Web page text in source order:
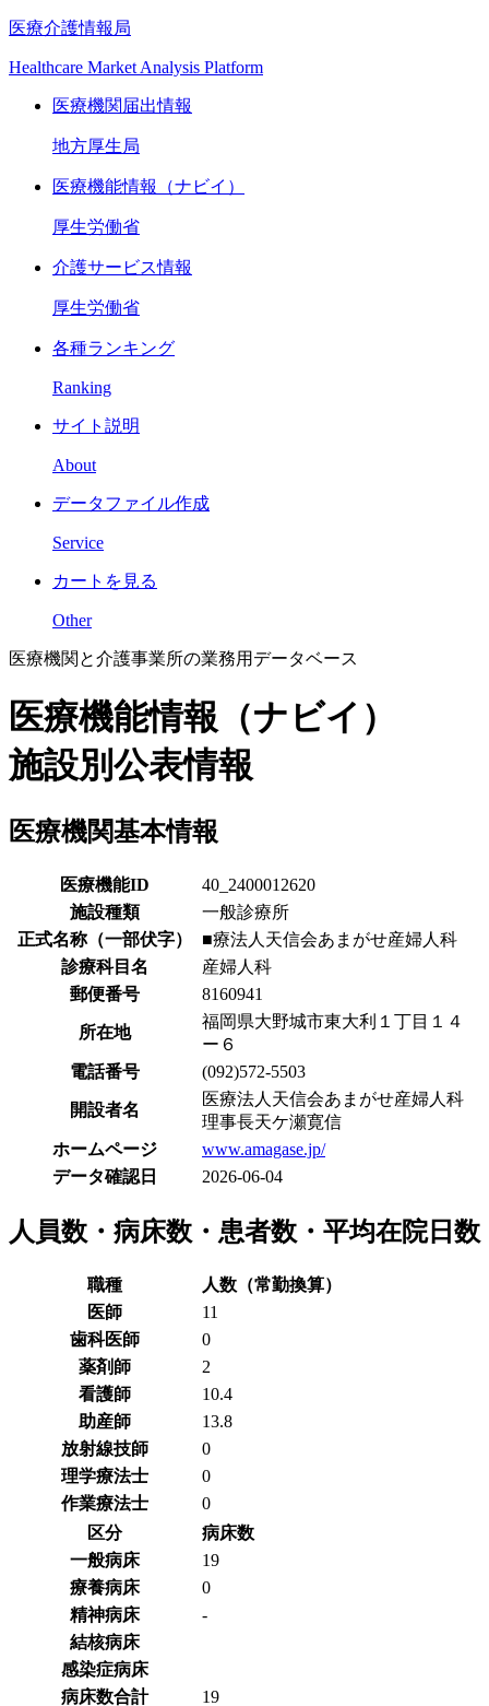
医療介護情報局
Healthcare Market Analysis Platform
医療機関届出情報
地方厚生局
医療機能情報（ナビイ）
厚生労働省
介護サービス情報
厚生労働省
各種ランキング
Ranking
サイト説明
About
データファイル作成
Service
カートを見る
Other
医療機関と介護事業所の業務用データベース
医療機能情報（ナビイ）
施設別公表情報
医療機関基本情報
医療機能ID
40_2400012620
施設種類
一般診療所
正式名称（一部伏字）
■療法人天信会あまがせ産婦人科
診療科目名
産婦人科
郵便番号
8160941
所在地
福岡県大野城市東大利１丁目１４
ー６
電話番号
(092)572-5503
開設者名
医療法人天信会あまがせ産婦人科
理事長天ケ瀬寛信
ホームページ
www.amagase.jp/
データ確認日
2026-06-04
人員数・病床数・患者数・平均在院日数
職種
人数（常勤換算）
医師
11
歯科医師
0
薬剤師
2
看護師
10.4
助産師
13.8
放射線技師
0
理学療法士
0
作業療法士
0
区分
病床数
一般病床
19
療養病床
0
精神病床
-
結核病床
感染症病床
病床数合計
19